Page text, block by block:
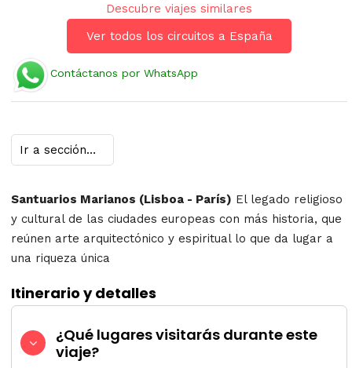
Descubre viajes similares
Ver todos los circuitos a España
Contáctanos por WhatsApp
Santuarios Marianos (Lisboa - París) El legado religioso
y cultural de las ciudades europeas con más historia, que
reúnen arte arquitectónico y espiritual lo que da lugar a
una riqueza única
Itinerario y detalles
¿Qué lugares visitarás durante este
viaje?